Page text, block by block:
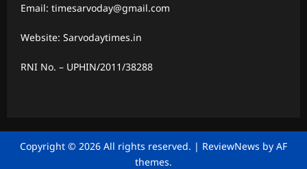
Email: timesarvoday@gmail.com
Website: Sarvodaytimes.in
RNI No. – UPHIN/2011/38288
Copyright © 2026 All rights reserved. | ReviewNews by AF
themes.